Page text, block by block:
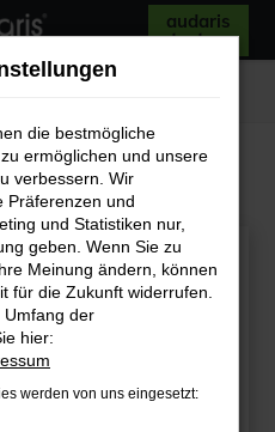
audaris
testen
OF BETZEMEIER
schreitet voran
of
die bestmögliche
ermöglichen und unsere
verbessern. Wir
Präferenzen und
und Statistiken nur,
geben. Wenn Sie zu
Meinung ändern, können
für die Zukunft widerrufen.
Umfang der
hier:
werden von uns eingesetzt: